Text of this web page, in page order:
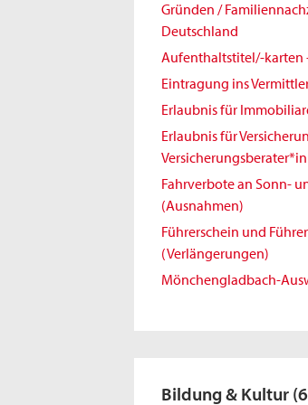
Gründen /
Deutschland
Aufenthaltstitel/-karten
Eintragung ins
Erlaubnis für
Erlaubnis für
Fahrverbote an Sonn-
(Ausnahmen)
Führerschein und
(Verlängerungen)
Mönchengladbach-
Bildung & Kultur